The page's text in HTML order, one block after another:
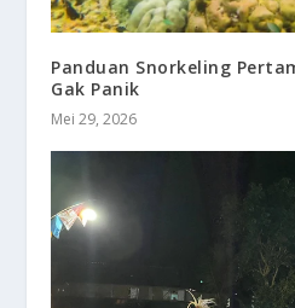
Panduan Snorkeling
Gak Panik
Mei 29, 2026